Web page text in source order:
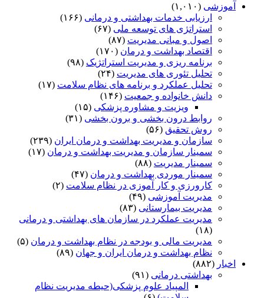
آموزشی (۱,۰۱۰)
ارزیابی خدمات بهداشتی و درمانی (۱۶۶)
استراتژی های توسعه ملی (۶۷)
اصول و مبانی مدیریت (۸۷)
اقتصاد بهداشت و درمان (۱۷۰)
برنامه ریزی و مدیریت استراتژیک (۹۸)
تحلیل تئوری های مدیریت (۲۴)
تحلیل عملکرد و برنامه های نظام سلامت (۱۷)
دانش خانواده و جمعیت (۱۴۶)
ویزیت و مشاوره پزشکی (۱۵)
روابط درون بخشی و برون بخشی (۳۱)
روش تحقیق (۵۶)
سازمان و مدیریت بهداشت و درمان ایران (۲۳۹)
سمینار سازمان و مدیریت بهداشت و درمان (۱۷)
سمینار مدیریت (۸۸)
سمینار موردی بهداشت و درمان (۴۷)
کارورزی و کار آموزی در نظام سلامت (۲)
مدیریت آموزشی (۴۹)
مدیریت بیمارستانی (۸۳)
مدیریت عملکرد در سازمان های بهداشتی و درمانی
(۱۸)
مدیریت مالی و بودجه در نظام بهداشت و درمان (۵)
نظام بهداشت و درمان ایران و جهان (۸۹)
اخبار (۸۸۲)
بهداشتی درمانی (۹۱)
المپیاد علوم پزشکی(حیطه مدیریت نظام